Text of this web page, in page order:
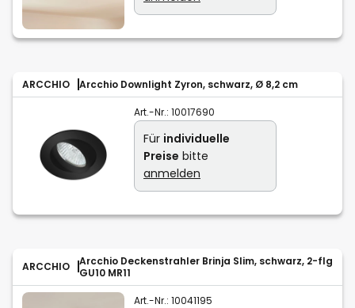
ARCCHIO Arcchio Downlight Zyron, schwarz, Ø 8,2 cm
Art.-Nr.: 10017690
Für individuelle
Preise bitte
anmelden
ARCCHIO
Arcchio Deckenstrahler Brinja Slim, schwarz, 2-flg
GU10 MR11
Art.-Nr.: 10041195